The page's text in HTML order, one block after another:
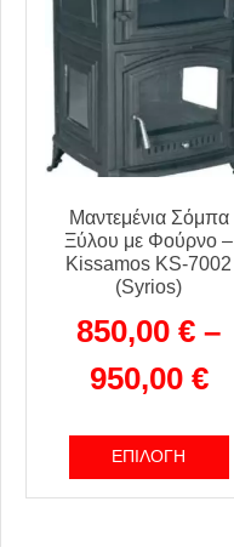
Μαντεμένια Σόμπα
Ξύλου με Φούρνο –
Kissamos KS-7002
(Syrios)
850,00€ –
950,00 €
ΕΠΙΛΟΓΉ